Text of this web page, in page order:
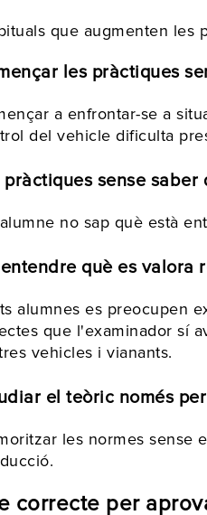
que augmenten les
les pràctiques
a enfrontar-se a
del vehicle dificulta
pràctiques sense
no sap què està
què es valora
alumnes es preocupen
que l'examinador sí
vehicles i vianants.
el teòric només
les normes sense
correcte per